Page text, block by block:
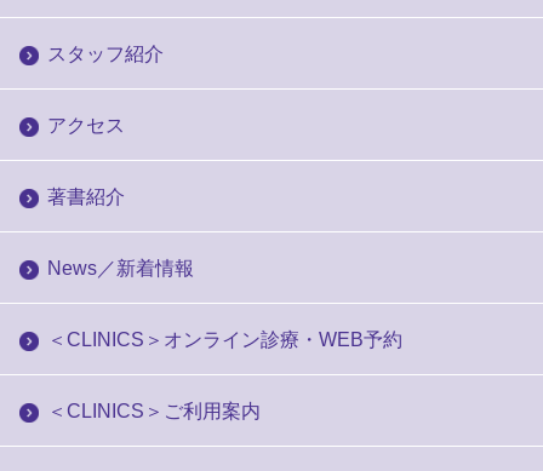
スタッフ紹介
アクセス
著書紹介
News／新着情報
＜CLINICS＞オンライン診療・WEB予約
＜CLINICS＞ご利用案内